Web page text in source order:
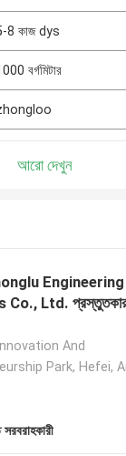
8 কাজ dys
বর্গমিটার
আরো দেখুন
Engineering
Co., Ltd.
And
Park, Hefei,